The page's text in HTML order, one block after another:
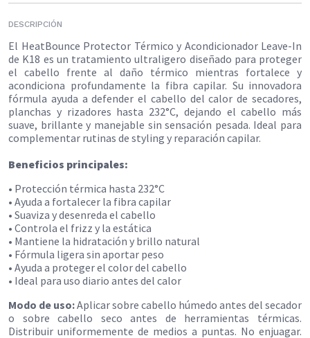
DESCRIPCIÓN
El HeatBounce Protector Térmico y Acondicionador Leave-In
de K18 es un tratamiento ultraligero diseñado para proteger
el cabello frente al daño térmico mientras fortalece y
acondiciona profundamente la fibra capilar. Su innovadora
fórmula ayuda a defender el cabello del calor de secadores,
planchas y rizadores hasta 232°C, dejando el cabello más
suave, brillante y manejable sin sensación pesada. Ideal para
complementar rutinas de styling y reparación capilar.
Beneficios principales:
• Protección térmica hasta 232°C
• Ayuda a fortalecer la fibra capilar
• Suaviza y desenreda el cabello
• Controla el frizz y la estática
• Mantiene la hidratación y brillo natural
• Fórmula ligera sin aportar peso
• Ayuda a proteger el color del cabello
• Ideal para uso diario antes del calor
Modo de uso:Aplicar sobre cabello húmedo antes del secador
o sobre cabello seco antes de herramientas térmicas.
Distribuir uniformemente de medios a puntas. No enjuagar.